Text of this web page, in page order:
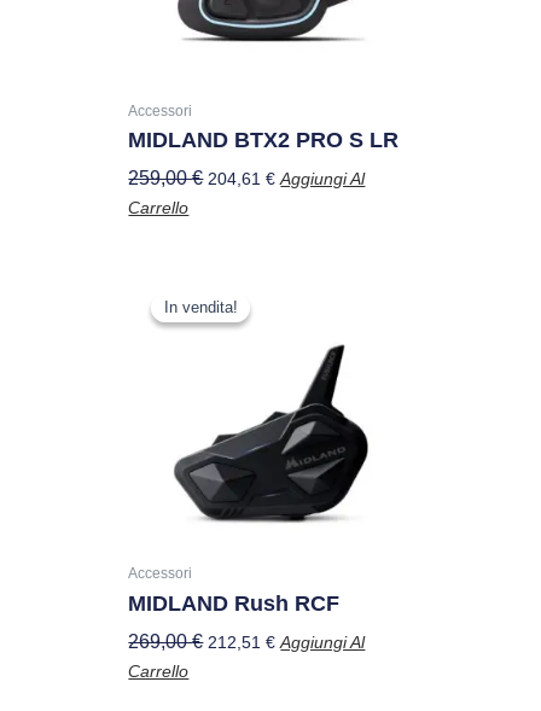
Accessori
MIDLAND BTX2 PRO S LR
259,00€ 204,61€ Aggiungi Al
Carrello
In vendita!
In vendita!
Accessori
MIDLAND Rush RCF
269,00€
prezzo
originale
212,51€
212,51 €.
Aggiungi Al
Carrello